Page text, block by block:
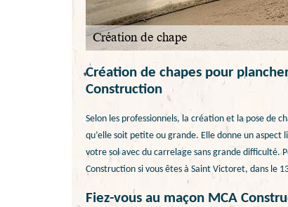
Création de chapes pour
Construction
Selon les professionnels, la création et la pose de
qu’elle soit petite ou grande. Elle donne un
votre sol avec du carrelage sans grande difficulté.
Construction si vous êtes à Saint Victoret, dans le
Fiez-vous au maçon MCA